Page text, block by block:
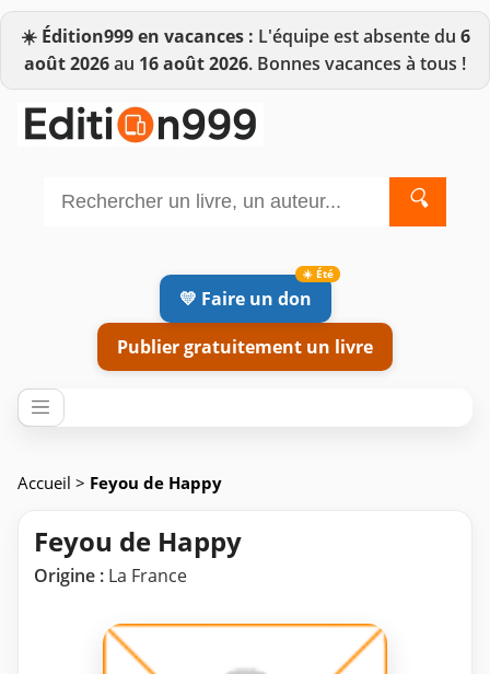
☀️ Édition999 en vacances : L'équipe est absente du 6
août 2026au 16 août 2026. Bonnes vacances à tous !
🔍
💛 Faire un don
Publier gratuitement un livre
Accueil > Feyou de Happy
Feyou de Happy
Origine : La France